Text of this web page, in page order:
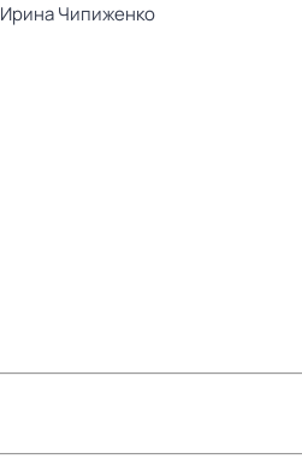
Ирина Чипиженко